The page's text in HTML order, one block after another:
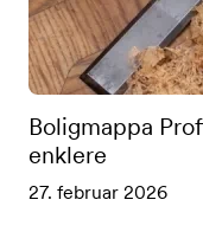
Boligmappa
enklere
27. februar 2026